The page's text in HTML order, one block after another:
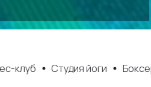
Студия йоги Боксерский